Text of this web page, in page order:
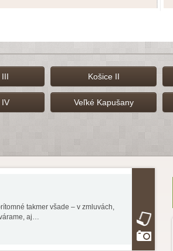
III Košice II
IV Veľké Kapušany
takmer všade – v zmluvách,
aj…